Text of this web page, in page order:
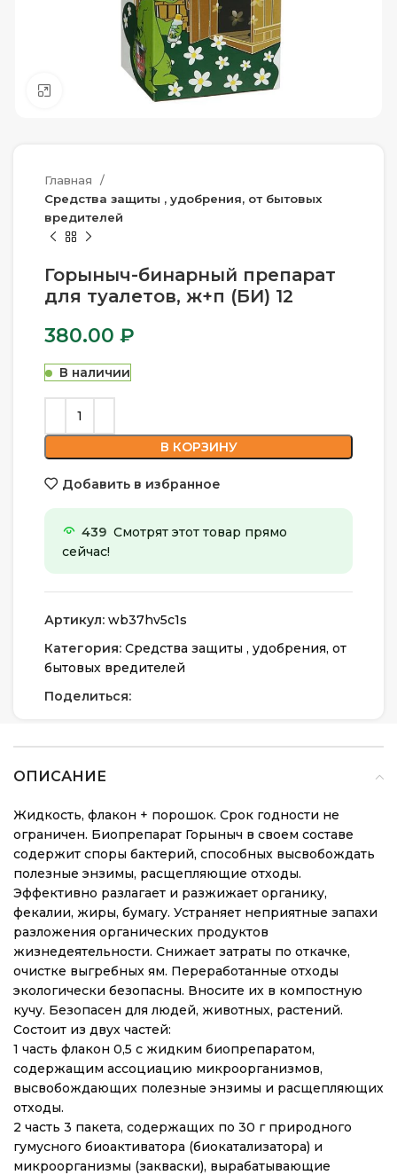
Нажмите, чтобы увеличить
Главная
Средства защиты , удобрения, от бытовых
вредителей
Горыныч-бинарный препарат
для туалетов, ж+п (БИ) 12
380.00 ₽
В наличии
В КОРЗИНУ
Добавить в избранное
439 Смотрят этот товар прямо
сейчас!
Артикул: wb37hv5c1s
Категория: Средства защиты , удобрения, от
бытовых вредителей
Поделиться:
ОПИСАНИЕ
Жидкость, флакон + порошок. Срок годности не
ограничен. Биопрепарат Горыныч в своем составе
содержит споры бактерий, способных высвобождать
полезные энзимы, расщепляющие отходы.
Эффективно разлагает и разжижает органику,
фекалии, жиры, бумагу. Устраняет неприятные запахи
разложения органических продуктов
жизнедеятельности. Снижает затраты по откачке,
очистке выгребных ям. Переработанные отходы
экологически безопасны. Вносите их в компостную
кучу. Безопасен для людей, животных, растений.
Состоит из двух частей:
1 часть флакон 0,5 с жидким биопрепаратом,
содержащим ассоциацию микроорганизмов,
высвобождающих полезные энзимы и расщепляющих
отходы.
2 часть 3 пакета, содержащих по 30 г природного
гумусного биоактиватора (биокатализатора) и
микроорганизмы (закваски), вырабатывающие